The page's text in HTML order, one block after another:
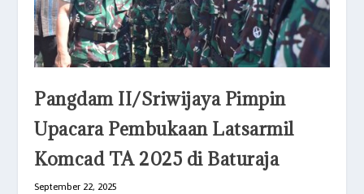
Pangdam II/Sriwijaya Pimpin
Upacara Pembukaan Latsarmil
Komcad TA 2025 di Baturaja
September 22, 2025